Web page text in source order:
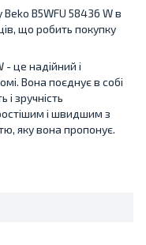
B5WFU 58436 W в
що робить покупку
це надійний і
Вона поєднує в собі
і зручність
і швидшим з
яку вона пропонує.